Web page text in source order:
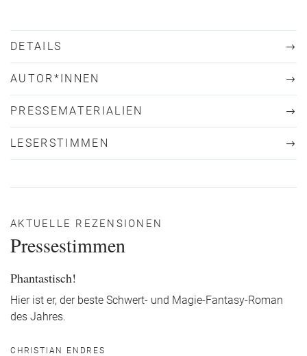
DETAILS
AUTOR*INNEN
PRESSEMATERIALIEN
LESERSTIMMEN
AKTUELLE REZENSIONEN
Pressestimmen
Phantastisch!
Hier ist er, der beste Schwert- und Magie-Fantasy-Roman
des Jahres.
CHRISTIAN ENDRES